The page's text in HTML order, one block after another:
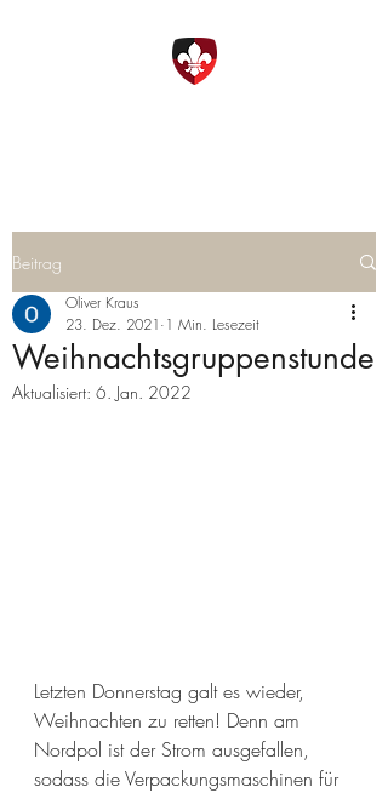
Beitrag
Weihnachtsgruppenstunde
Oliver Kraus
23. Dez. 2021 1 Min. Lesezeit
Aktualisiert: 6. Jan. 2022
Letzten Donnerstag galt es wieder,
Weihnachten zu retten! Denn am
Nordpol ist der Strom ausgefallen,
sodass die Verpackungsmaschinen für